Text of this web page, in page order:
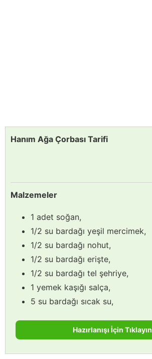
Hanım Ağa Çorbası Tarifi
Malzemeler
1 adet soğan,
1/2 su bardağı yeşil mercimek,
1/2 su bardağı nohut,
1/2 su bardağı erişte,
1/2 su bardağı tel şehriye,
1 yemek kaşığı salça,
5 su bardağı sıcak su,
Hazırlanışı İçin Tıklayın